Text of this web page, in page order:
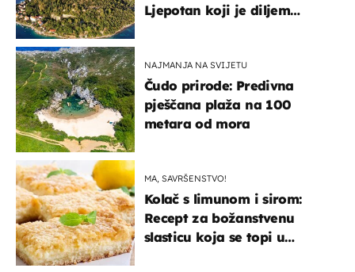
Ljepotan koji je diljem
NAJMANJA NA SVIJETU
Čudo prirode: Predivna
pješčana plaža na 100
metara od mora
MA, SAVRŠENSTVO!
Kolač s limunom i sirom:
Recept za božanstvenu
slasticu koja se topi u